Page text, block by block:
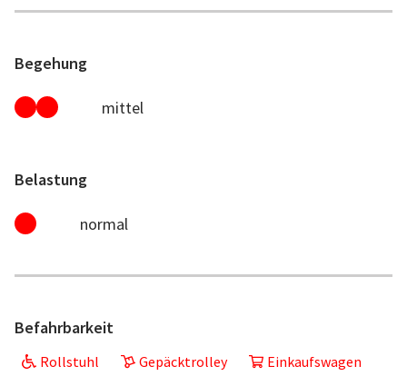
Begehung
mittel
Belastung
normal
Befahrbarkeit
Rollstuhl Gepäcktrolley Einkaufswagen